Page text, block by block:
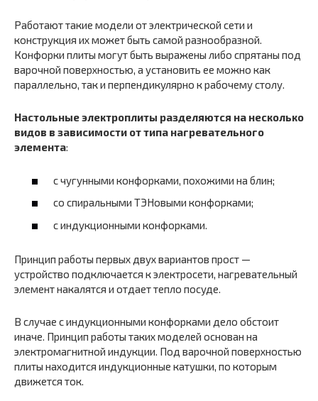
Работают такие модели от электрической сети и
конструкция их может быть самой разнообразной.
Конфорки плиты могут быть выражены либо спрятаны под
варочной поверхностью, а установить ее можно как
параллельно, так и перпендикулярно к рабочему столу.
Настольные электроплиты разделяются на несколько
видов в зависимости от типа нагревательного
элемента:
с чугунными конфорками, похожими на блин;
со спиральными ТЭНовыми конфорками;
с индукционными конфорками.
Принцип работы первых двух вариантов прост —
устройство подключается к электросети, нагревательный
элемент накалятся и отдает тепло посуде.
В случае с индукционными конфорками дело обстоит
иначе. Принцип работы таких моделей основан на
электромагнитной индукции. Под варочной поверхностью
плиты находится индукционные катушки, по которым
движется ток.